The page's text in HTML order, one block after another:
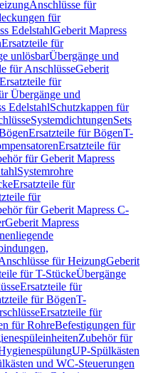
Anschlüsse für
für
EdelstahlGeberit Mapress
Ersatzteile für
unlösbarÜbergänge und
für AnschlüsseGeberit
Ersatzteile für
Übergänge und
EdelstahlSchutzkappen für
SystemdichtungenSets
Ersatzteile für BögenT-
Ersatzteile für
für Geberit Mapress
Systemrohre
Ersatzteile für
für
für Geberit Mapress C-
Geberit Mapress
für HeizungGeberit
für T-StückeÜbergänge
Ersatzteile für
für BögenT-
Ersatzteile für
für RohreBefestigungen für
Zubehör für
UP-Spülkästen
und WC-Steuerungen